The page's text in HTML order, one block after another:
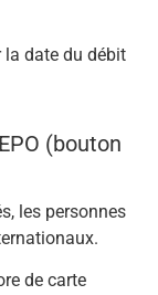
la date du débit
(bouton
les personnes
de carte